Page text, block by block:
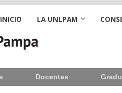
INICIO LA UNLPAM
Docentes